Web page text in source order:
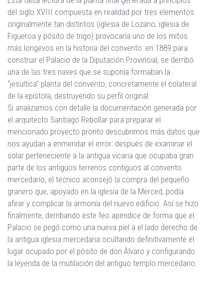
del siglo XVIII compuesta en realidad por tres elementos
originalmente tan distintos (iglesia de Lozano, iglesia de
Figueroa y pósito de trigo) provocaría uno de los mitos
más longevos en la historia del convento: en 1889 para
construir el Palacio de la Diputación Provincial, se derribó
una de las tres naves que se suponía formaban la
“jesuítica” planta del convento, concretamente el colateral
de la epístola, destruyendo su perfil original.
Si analizamos con detalle la documentación generada por
el arquitecto Santiago Rebollar para preparar el
mencionado proyecto pronto descubrimos más datos que
nos ayudan a enmendar el error: después de examinar el
solar perteneciente a la antigua vicaria que ocupaba gran
parte de los antiguos terrenos contiguos al convento
mercedario, el técnico aconsejó la compra del pequeño
granero que, apoyado en la iglesia de la Merced, podía
afear y complicar la armonía del nuevo edificio. Así se hizo
finalmente, derribando este feo apéndice de forma que el
Palacio se pegó como una nueva piel a el lado derecho de
la antigua iglesia mercedaria ocultando definitivamente el
lugar ocupado por el pósito de don Álvaro y configurando
la leyenda de la mutilación del antiguo templo mercedario.